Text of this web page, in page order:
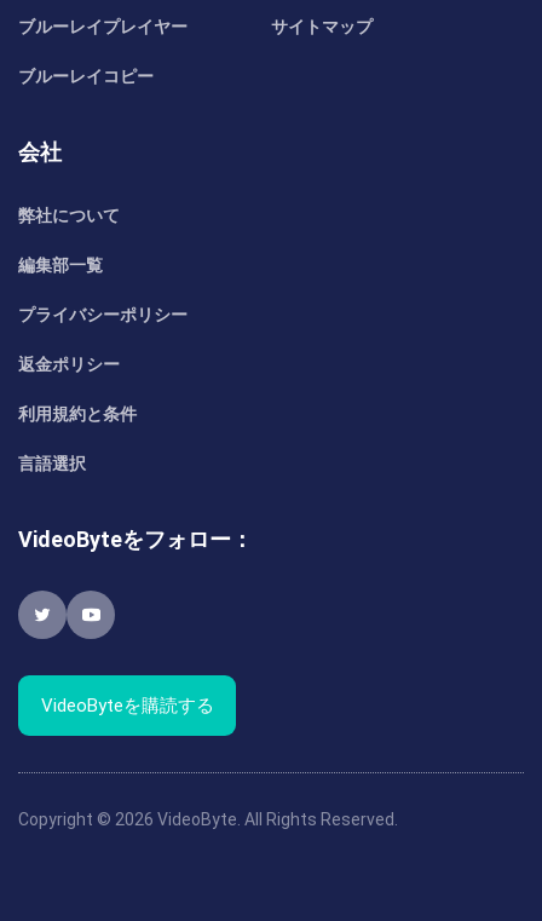
ブルーレイプレイヤー
ブルーレイコピー
サイトマップ
会社
弊社について
編集部一覧
プライバシーポリシー
返金ポリシー
利用規約と条件
言語選択
VideoByteをフォロー：
VideoByteを購読する
Copyright © 2026 VideoByte. All Rights Reserved.